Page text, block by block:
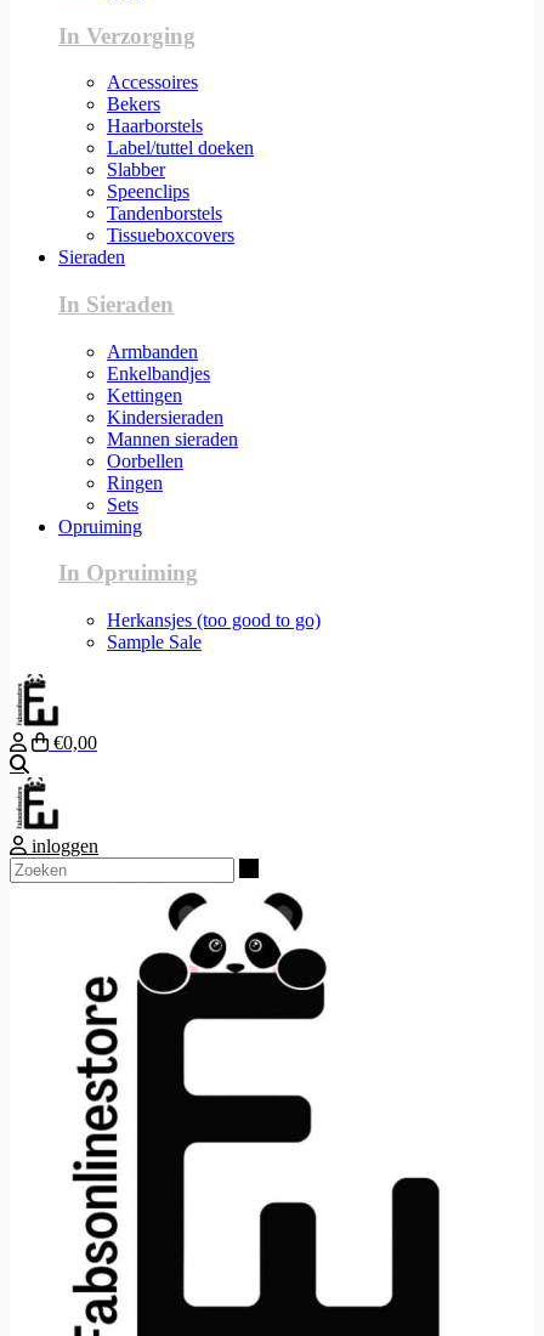
In Verzorging
Accessoires
Bekers
Haarborstels
Label/tuttel doeken
Slabber
Speenclips
Tandenborstels
Tissueboxcovers
Sieraden
In Sieraden
Armbanden
Enkelbandjes
Kettingen
Kindersieraden
Mannen sieraden
Oorbellen
Ringen
Sets
Opruiming
In Opruiming
Herkansjes (too good to go)
Sample Sale
€0,00
inloggen